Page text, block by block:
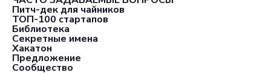
Питч-дек для чайников
ТОП-100 стартапов
Библиотека
Секретные имена
Хакатон
Предложение
Сообщество